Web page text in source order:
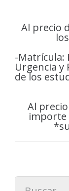
Al precio
-Matrícula:
Urgencia y
de los
Al
importe
Buscar: